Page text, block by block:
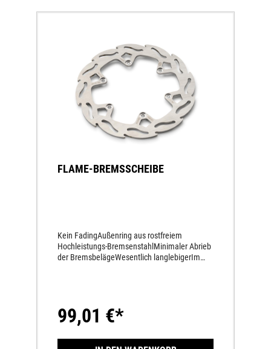
FLAME-BREMSSCHEIBE
Kein FadingAußenring aus rostfreiem
Hochleistungs-BremsenstahlMinimaler Abrieb
der BremsbelägeWesentlich langlebigerIm
99,01 €*